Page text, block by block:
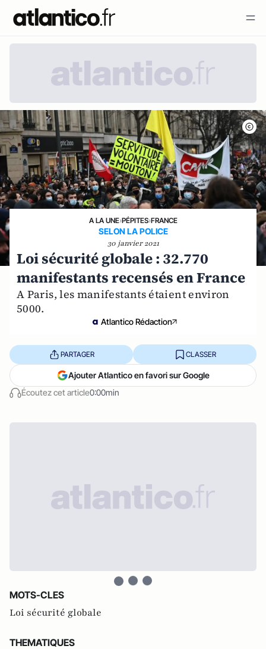
A LA UNE›PÉPITES›FRANCE
SELON LA POLICE
30 janvier 2021
Loi sécurité globale : 32.770
manifestants recensés en France
A Paris, les manifestants étaient environ
5000.
Atlantico Rédaction
Écoutez cet article0:00min
PARTAGER CLASSER
Ajouter Atlantico en favori sur Google
MOTS-CLES
Loi sécurité globale
THEMATIQUES